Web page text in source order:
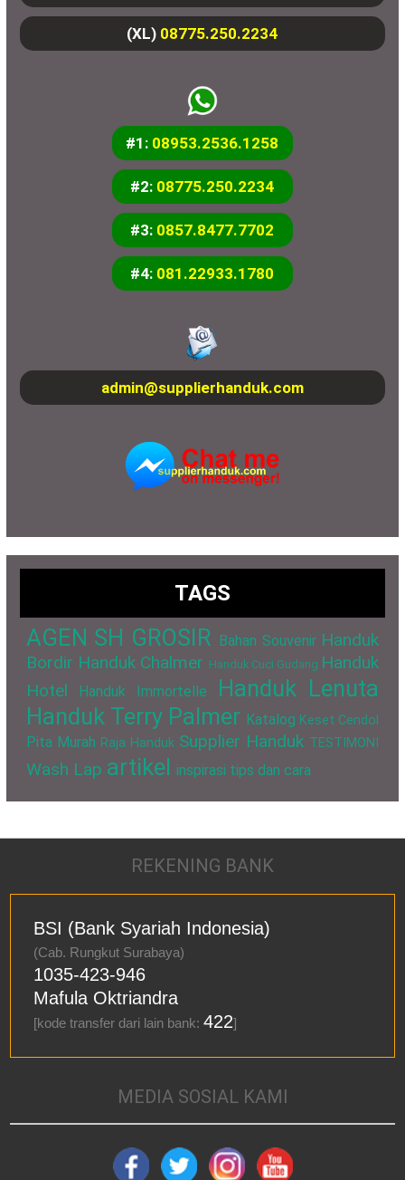
(XL) 08775.250.2234
#1: 08953.2536.1258
#2: 08775.250.2234
#3: 0857.8477.7702
#4: 081.22933.1780
admin@supplierhanduk.com
TAGS
AGEN SH GROSIR Bahan Souvenir Handuk
Bordir Handuk Chalmer Handuk Cuci Gudang Handuk
Hotel
Handuk Immortelle
Handuk Lenuta
Handuk Terry Palmer Katalog Keset Cendol
Pita Murah Raja Handuk Supplier Handuk TESTIMONI
Wash Lap artikel inspirasi tips dan cara
REKENING BANK
BSI (Bank Syariah Indonesia)
(Cab. Rungkut Surabaya)
1035-423-946
Mafula Oktriandra
[kode transfer dari lain bank:422]
MEDIA SOSIAL KAMI